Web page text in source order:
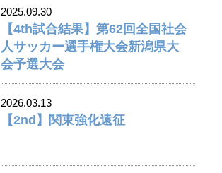
2025.09.30
【4th試合結果】第62回全国社会
人サッカー選手権大会新潟県大
会予選大会
2026.03.13
【2nd】関東強化遠征